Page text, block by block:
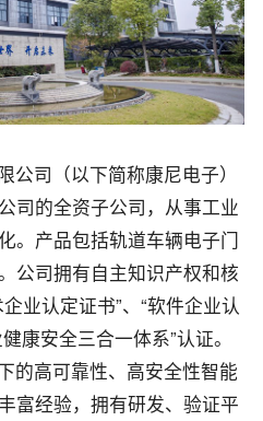
公司（以下简称康尼电子）
司的全资子公司，从事工业
。产品包括轨道车辆电子门
公司拥有自主知识产权和核
业认定证书”、“软件企业认
康安全三合一体系”认证。
的高可靠性、高安全性智能
富经验，拥有研发、验证平